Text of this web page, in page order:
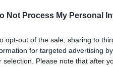
Not Process My Personal
opt-out of the sale, sharing to
for targeted advertising
selection. Please note that after